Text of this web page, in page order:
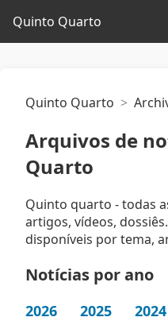
Quinto Quarto
Quinto Quarto
Arquivos de
Quarto
Quinto quarto - todas
artigos, vídeos,
disponíveis por tema,
Notícias por ano
2026 2025 2024